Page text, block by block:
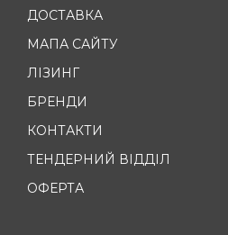
ДОСТАВКА
МАПА САЙТУ
ЛІЗИНГ
БРЕНДИ
КОНТАКТИ
ТЕНДЕРНИЙ ВІДДІЛ
ОФЕРТА